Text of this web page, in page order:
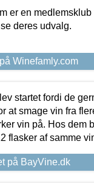
er en
deres udvalg.
Winefamly.com
startet fordi de
at smage vin fra
vin på. Hos dem
flasker af samme
på BayVine.dk